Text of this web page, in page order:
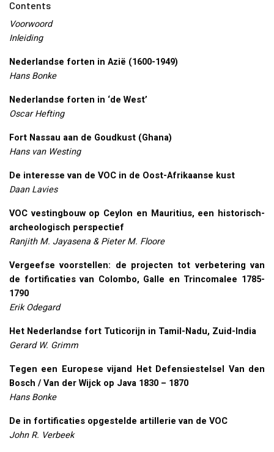
Contents
Voorwoord
Inleiding
Nederlandse forten in Azië (1600-1949)
Hans Bonke
Nederlandse forten in ‘de West’
Oscar Hefting
Fort Nassau aan de Goudkust (Ghana)
Hans van Westing
De interesse van de VOC in de Oost-Afrikaanse kust
Daan Lavies
VOC vestingbouw op Ceylon en Mauritius, een historisch-
archeologisch perspectief
Ranjith M. Jayasena & Pieter M. Floore
Vergeefse voorstellen: de projecten tot verbetering van
de fortificaties van Colombo, Galle en Trincomalee 1785-
1790
Erik Odegard
Het Nederlandse fort Tuticorijn in Tamil-Nadu, Zuid-India
Gerard W. Grimm
Tegen een Europese vijand Het Defensiestelsel Van den
Bosch / Van der Wijck op Java 1830 – 1870
Hans Bonke
De in fortificaties opgestelde artillerie van de VOC
John R. Verbeek